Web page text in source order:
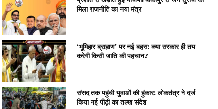
मिला राजनीति का नया मंत्र
‘भूमिहार ब्राह्मण’ पर नई बहस: क्या सरकार ही तय
करेगी किसी जाति की पहचान?
संसद तक पहुंची युवाओं की हुंकार: लोकतंत्र ने दर्ज
किया नई पीढ़ी का तल्ख संदेश